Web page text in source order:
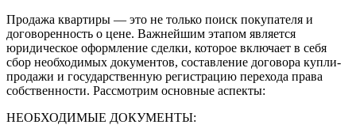
Продажа квартиры — это не только поиск покупателя и
договоренность о цене. Важнейшим этапом является
юридическое оформление сделки, которое включает в себя
сбор необходимых документов, составление договора купли-
продажи и государственную регистрацию перехода права
собственности. Рассмотрим основные аспекты:
НЕОБХОДИМЫЕ ДОКУМЕНТЫ: